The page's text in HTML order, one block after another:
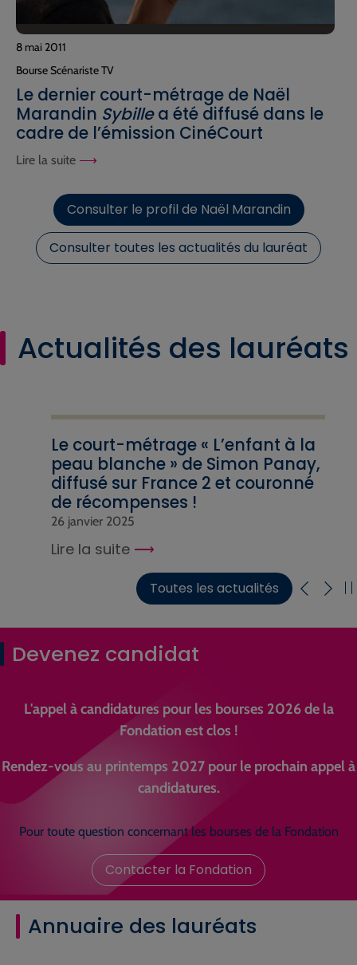
8 mai 2011
Bourse Scénariste TV
Le dernier court-métrage de Naël
Marandin Sybillea été diffusé dans le
cadre de l’émission CinéCourt
Lire la suite
Consulter le profil de Naël Marandin
Consulter toutes les actualités du lauréat
Actualités des lauréats
Le court-métrage « L’enfant à la
peau blanche » de Simon Panay,
diffusé sur France 2 et couronné
de récompenses !
26 janvier 2025
Lire la suite
Toutes les actualités
Devenez candidat
L'appel à candidatures pour les bourses 2026 de la
Fondation est clos !
Rendez-vous au printemps 2027 pour le prochain appel à
candidatures.
Pour toute question concernant les bourses de la Fondation
Contacter la Fondation
Annuaire des lauréats